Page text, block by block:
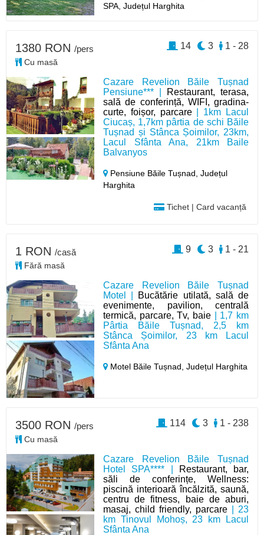
SPA, Județul Harghita
Cazare Revelion Băile Tușnad
Pensiune*** |
Restaurant, terasa,
sală de conferință, WIFI, gradina-
curte, foișor, parcare| 1km Lacul
Ciucaș, 1,7km pârtia de schi Băile
Tușnad și Stânca Șoimilor, 23km,
Lacul Sfânta Ana, 21km Baile
Balvanyos
Pensiune Băile Tușnad,Județul
Harghita
Tichet | Card vacanță
1380 RON /pers
Cu masă
1 - 28
3
14
Cazare Revelion Băile Tușnad
Motel | Bucătărie utilată, sală de
evenimente, pavilion, centrală
termică, parcare, Tv, baie | 1,7 km
Pârtia Băile Tușnad, 2,5 km
Stânca Șoimilor, 23 km Lacul
Sfânta Ana
Motel Băile Tușnad,Județul Harghita
1 RON /casă
Fără masă
1 - 21
3
9
Cazare Revelion Băile Tușnad
Hotel SPA**** |
Restaurant, bar,
săli de conferințe, Wellness:
piscină interioară încălzită, saună,
centru de fitness, baie de aburi,
masaj, child friendly, parcare | 23
km Tinovul Mohoș, 23 km Lacul
Sfânta Ana
3500 RON /pers
Cu masă
1 - 238
3
114